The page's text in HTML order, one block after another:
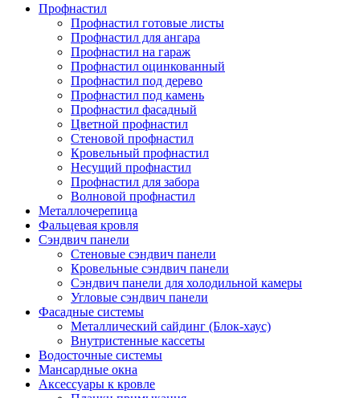
Профнастил
Профнастил готовые листы
Профнастил для ангара
Профнастил на гараж
Профнастил оцинкованный
Профнастил под дерево
Профнастил под камень
Профнастил фасадный
Цветной профнастил
Стеновой профнастил
Кровельный профнастил
Несущий профнастил
Профнастил для забора
Волновой профнастил
Металлочерепица
Фальцевая кровля
Сэндвич панели
Стеновые сэндвич панели
Кровельные сэндвич панели
Сэндвич панели для холодильной камеры
Угловые сэндвич панели
Фасадные системы
Металлический сайдинг (Блок-хаус)
Внутристенные кассеты
Водосточные системы
Мансардные окна
Аксессуары к кровле